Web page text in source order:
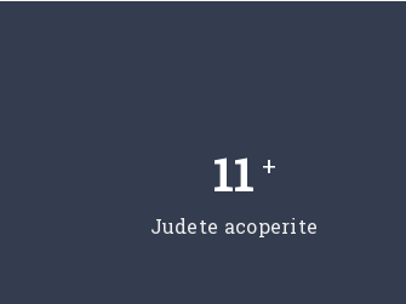
11 +
Judete acoperite